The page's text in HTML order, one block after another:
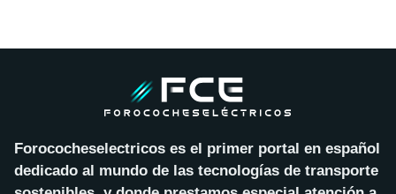
Forococheselectricos es el primer portal en español
dedicado al mundo de las tecnologías de transporte